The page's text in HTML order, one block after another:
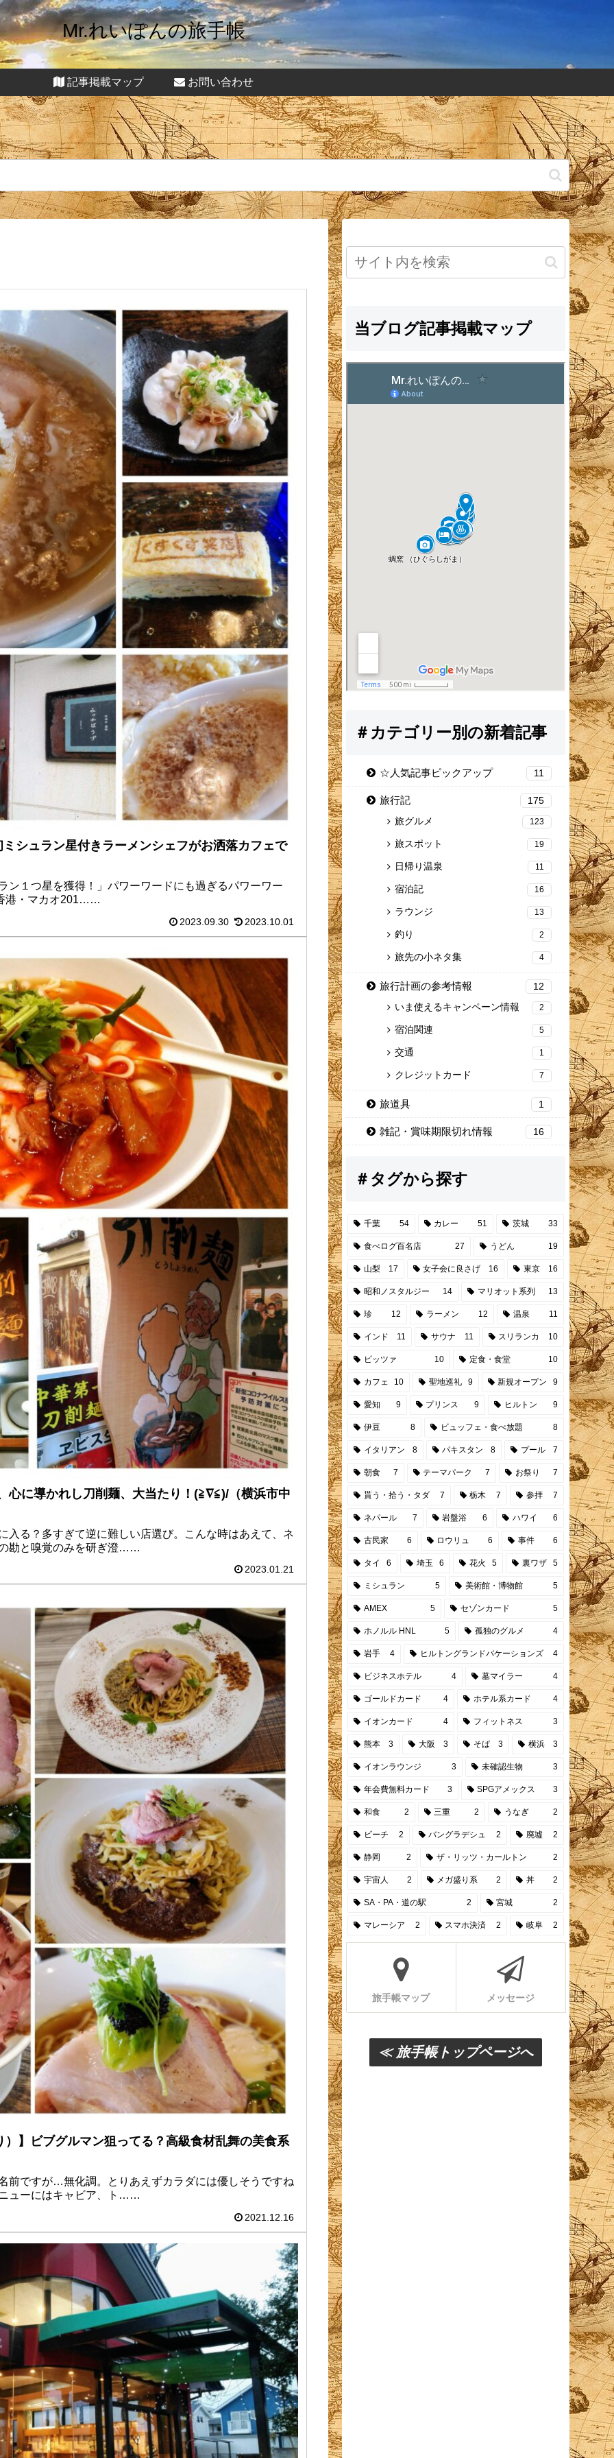
Mr.れいぽんの旅手帳
記事掲載マップ お問い合わせ
シュラン星付きラーメンシェフがお洒落カフェで
ン１つ星を獲得！」パワーワードにも過ぎるパワーワー
港・マカオ201……
2023.09.30 2023.10.01
心に導かれし刀削麺、大当たり！(≧∇≦)/（横浜市中
入る？多すぎて逆に難しい店選び。こんな時はあえて、ネ
勘と嗅覚のみを研ぎ澄……
2023.01.21
】ビブグルマン狙ってる？高級食材乱舞の美食系
前ですが…無化調。とりあえずカラダには優しそうですね
ューにはキャビア、ト……
2021.12.16
当ブログ記事掲載マップ
＃カテゴリー別の新着記事
☆人気記事ピックアップ 11
旅行記
175
旅グルメ
123
旅スポット 19
日帰り温泉 11
宿泊記 16
ラウンジ 13
釣り 2
旅先の小ネタ集 4
旅行計画の参考情報
12
いま使えるキャンペーン情報
2
宿泊関連 5
交通 1
クレジットカード 7
旅道具 1
雑記・賞味期限切れ情報 16
＃タグから探す
千葉 54 カレー 51 茨城 33
食べログ百名店 27 うどん 19
山梨 17 女子会に良さげ 16 東京 16
昭和ノスタルジー 14 マリオット系列 13
珍 12 ラーメン 12 温泉 11
インド 11 サウナ 11 スリランカ 10
ピッツァ 10 定食・食堂 10
カフェ 10 聖地巡礼 9 新規オープン 9
愛知 9 プリンス 9 ヒルトン 9
伊豆 8 ビュッフェ・食べ放題 8
イタリアン 8 パキスタン 8 プール 7
朝食 7 テーマパーク 7 お祭り 7
貰う・拾う・タダ 7 栃木 7 参拝 7
ネパール 7 岩盤浴 6 ハワイ 6
古民家 6 ロウリュ 6 事件 6
タイ 6 埼玉 6 花火 5 裏ワザ 5
ミシュラン 5 美術館・博物館 5
AMEX 5 セゾンカード 5
ホノルル HNL 5 孤独のグルメ 4
岩手 4 ヒルトングランドバケーションズ 4
ビジネスホテル 4 墓マイラー 4
ゴールドカード 4 ホテル系カード 4
イオンカード 4 フィットネス 3
熊本 3 大阪 3 そば 3 横浜 3
イオンラウンジ 3 未確認生物 3
年会費無料カード 3 SPGアメックス 3
和食 2 三重 2 うなぎ 2
ビーチ 2 バングラデシュ 2 廃墟 2
静岡 2 ザ・リッツ・カールトン 2
宇宙人 2 メガ盛り系 2 丼 2
SA・PA・道の駅 2 宮城 2
マレーシア 2 スマホ決済 2 岐阜 2
旅手帳マップ メッセージ
≪ 旅手帳トップページへ